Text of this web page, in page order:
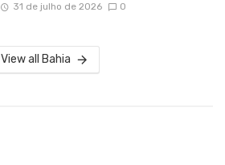
31 de julho de 2026 0
View all Bahia